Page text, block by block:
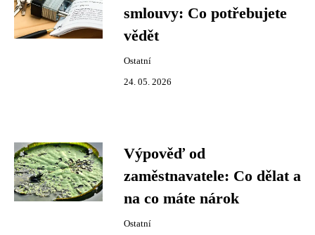
smlouvy: Co potřebujete
vědět
Ostatní
24. 05. 2026
Výpověď od
zaměstnavatele: Co dělat a
na co máte nárok
Ostatní